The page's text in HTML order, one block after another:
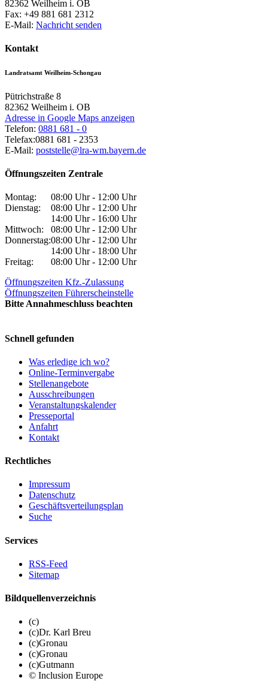
82362 Weilheim i. OB
Fax: +49 881 681 2312
E-Mail: Nachricht senden
Kontakt
Landratsamt Weilheim-Schongau
Pütrichstraße 8
82362 Weilheim i. OB
Adresse in Google Maps anzeigen
Telefon: 0881 681 - 0
Telefax:0881 681 - 2353
E-Mail: poststelle@lra-wm.bayern.de
Öffnungszeiten Zentrale
Montag:
08:00 Uhr - 12:00 Uhr
Dienstag:
08:00 Uhr - 12:00 Uhr
14:00 Uhr - 16:00 Uhr
Mittwoch:
08:00 Uhr - 12:00 Uhr
Donnerstag:08:00 Uhr - 12:00 Uhr
14:00 Uhr - 18:00 Uhr
Freitag:
08:00 Uhr - 12:00 Uhr
Öffnungszeiten Kfz.-Zulassung
Öffnungszeiten Führerscheinstelle
Bitte Annahmeschluss beachten
Schnell gefunden
Was erledige ich wo?
Online-Terminvergabe
Stellenangebote
Ausschreibungen
Veranstaltungskalender
Presseportal
Anfahrt
Kontakt
Rechtliches
Impressum
Datenschutz
Geschäftsverteilungsplan
Suche
Services
RSS-Feed
Sitemap
Bildquellenverzeichnis
(c)
(c)Dr. Karl Breu
(c)Gronau
(c)Gronau
(c)Gutmann
© Inclusion Europe